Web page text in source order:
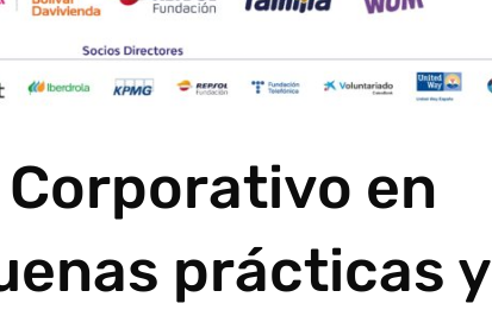
en
prácticas y